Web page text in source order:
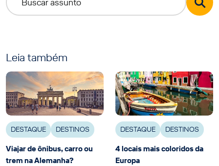
Leia também
DESTAQUE DESTINOS
Viajar de ônibus, carro ou
trem na Alemanha?
DESTAQUE DESTINOS
4 locais mais coloridos da
Europa